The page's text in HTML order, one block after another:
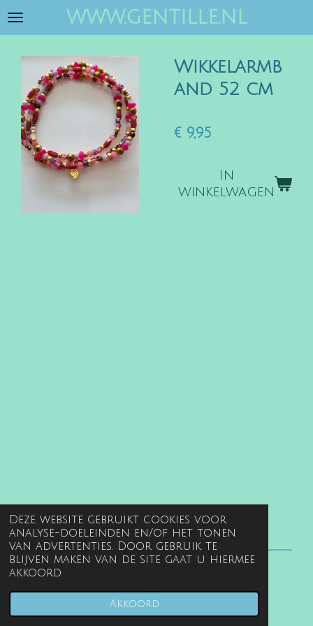
Deze website gebruikt cookies voor
analyse-doeleinden en/of het tonen
van advertenties. Door gebruik te
blijven maken van de site gaat u hiermee
akkoord.
Akkoord
Ga
hoofdinhoud
www.gentille.nl
Wikkelarmb
and 52 cm
€ 9,95
In
winkelwagen
© 2022 - 2026 www.gentille.nl
JouwWeb